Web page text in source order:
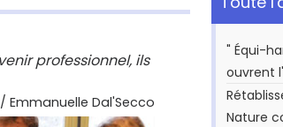
professionnel, ils
Emmanuelle Dal'Secco
" Équi-
ouvrent
Nature